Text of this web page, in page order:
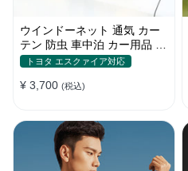
ウインドーネット 通気 カー
テン 防虫 車中泊 カー用品 網
戸 取付簡単
トヨタ エスクァイア対応
¥ 3,700 (税込)